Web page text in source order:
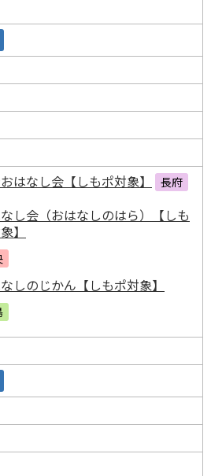
はなし会【しもポ対象】 長府
し会（おはなしのはら）【しも
】
しのじかん【しもポ対象】